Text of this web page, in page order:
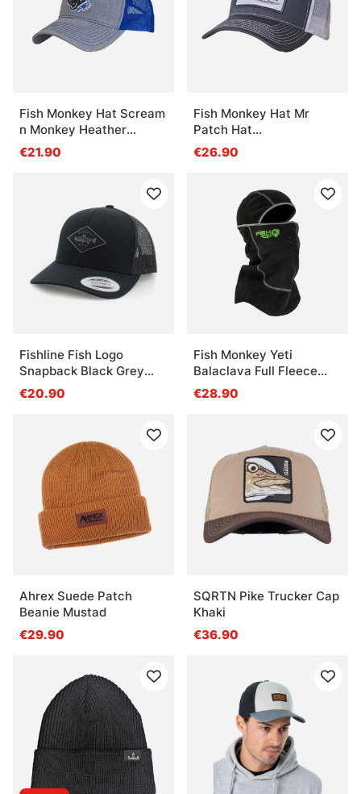
Fish Monkey Hat Scream
n Monkey Heather
Grey/Royal
€21.90
Fish Monkey Hat Mr
Patch Hat
Charcoal/White
€26.90
Fishline Fish Logo
Snapback Black Grey
Patch
€20.90
Fish Monkey Yeti
Balaclava Full Fleece
Head Cover
€28.90
Ahrex Suede Patch
Beanie Mustad
€29.90
SQRTN Pike Trucker Cap
Khaki
€36.90